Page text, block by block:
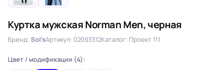
Куртка мужская Norman Men, черная
Бренд: Sol'sАртикул: 02093312Каталог: Проект 111
Цвет / модификации (4):